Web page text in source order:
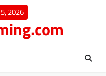
2026